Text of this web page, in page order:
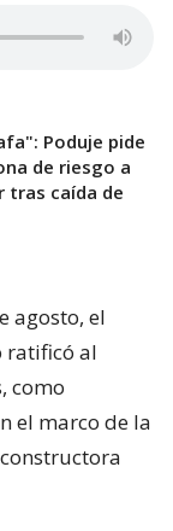
Poduje pide
de riesgo a
tras caída de
agosto, el
ratificó al
como
el marco de la